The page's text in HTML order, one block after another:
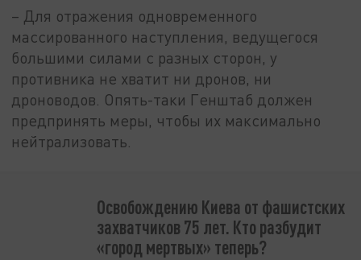
– Для отражения одновременного
массированного наступления, ведущегося
большими силами с разных сторон, у
противника не хватит ни дронов, ни
дроноводов. Опять-таки Генштаб должен
предпринять меры, чтобы их максимально
нейтрализовать.
Освобождению Киева от фашистских
захватчиков 75 лет. Кто разбудит
«город мертвых» теперь?